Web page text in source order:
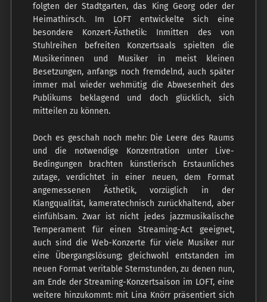
folgten der Stadtgarten, das King Georg oder der
Heimathirsch. Im LOFT entwickelte sich eine
besondere Konzert-Ästhetik: Inmitten des von
Stuhlreihen befreiten Konzertsaals spielten die
Musikerinnen und Musiker in meist kleinen
Besetzungen, anfangs noch fremdelnd, auch später
immer mal wieder wehmütig die Abwesenheit des
Publikums beklagend und doch glücklich, sich
mitteilen zu können.
Doch es geschah noch mehr: Die Leere des Raums
und die notwendige Konzentration unter Live-
Bedingungen brachten künstlerisch Erstaunliches
zutage, verdichtet in einer neuen, dem Format
angemessenen Ästhetik, vorzüglich in der
Klangqualität, kameratechnisch zurückhaltend, aber
einfühlsam. Zwar ist nicht jedes jazzmusikalische
Temperament für einen Streaming-Act geeignet,
auch sind die Web-Konzerte für viele Musiker nur
eine Übergangslösung; gleichwohl entstanden im
neuen Format veritable Sternstunden, zu denen nun,
am Ende der Streaming-Konzertsaison im LOFT, eine
weitere hinzukommt: mit Lina Knörr präsentiert sich